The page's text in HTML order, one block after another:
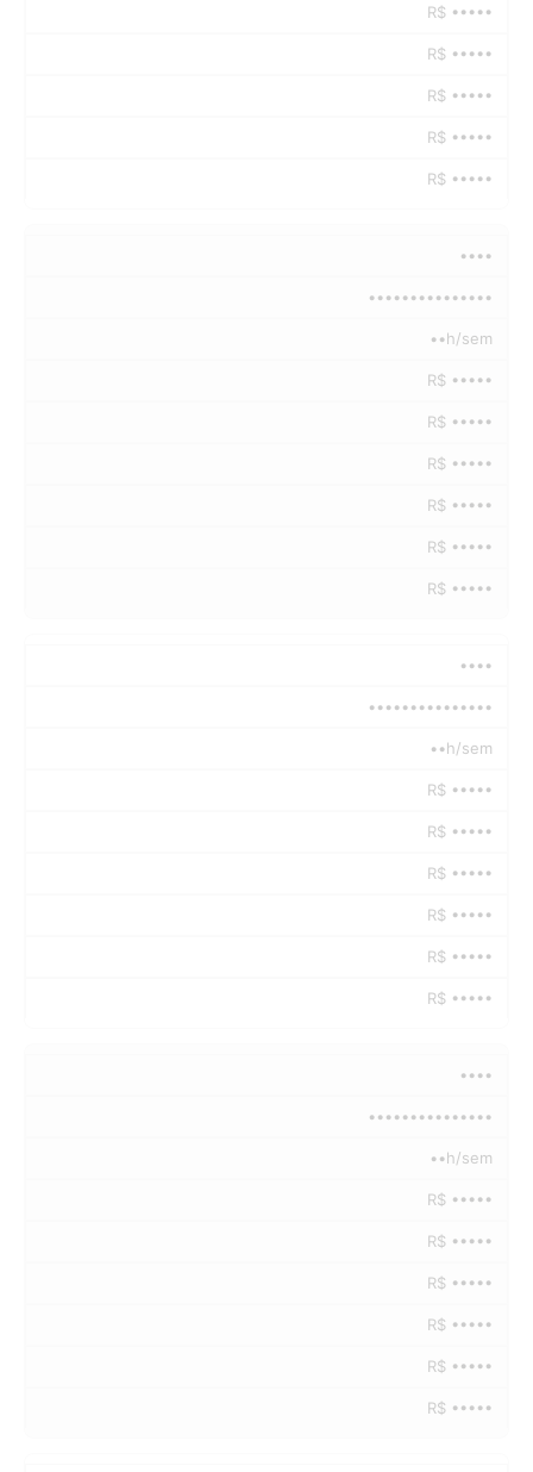
R$ •••••
R$ •••••
R$ •••••
R$ •••••
R$ •••••
••••
•••••••••••••••
••h/sem
R$ •••••
R$ •••••
R$ •••••
R$ •••••
R$ •••••
R$ •••••
••••
•••••••••••••••
••h/sem
R$ •••••
R$ •••••
R$ •••••
R$ •••••
R$ •••••
R$ •••••
••••
•••••••••••••••
••h/sem
R$ •••••
R$ •••••
R$ •••••
R$ •••••
R$ •••••
R$ •••••